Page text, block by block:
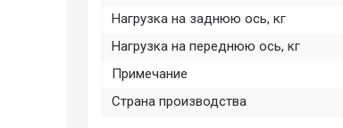
Нагрузка на заднюю ось, кг
Нагрузка на переднюю ось, кг
Примечание
Страна производства